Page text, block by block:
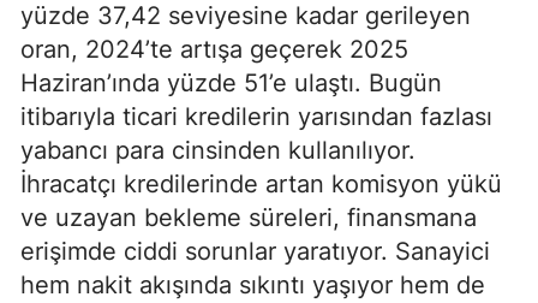
yüzde 37,42 seviyesine kadar gerileyen
oran, 2024’te artışa geçerek 2025
Haziran’ında yüzde 51’e ulaştı. Bugün
itibarıyla ticari kredilerin yarısından fazlası
yabancı para cinsinden kullanılıyor.
İhracatçı kredilerinde artan komisyon yükü
ve uzayan bekleme süreleri, finansmana
erişimde ciddi sorunlar yaratıyor. Sanayici
hem nakit akışında sıkıntı yaşıyor hem de